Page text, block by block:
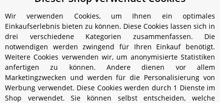
Deckelheber
12,00 € *
179,99 €
Wir verwenden Cookies, um Ihnen ein optimales
Einkaufserlebnis bieten zu können. Diese Cookies lassen sich in
drei verschiedene Kategorien zusammenfassen. Die
notwendigen werden zwingend für Ihren Einkauf benötigt.
Weitere Cookies verwenden wir, um anonymisierte Statistiken
anfertigen zu können. Andere dienen vor allem
Marketingzwecken und werden für die Personalisierung von
Werbung verwendet. Diese Cookies werden durch 1 Dienste im
Shop verwendet. Sie können selbst entscheiden, welche